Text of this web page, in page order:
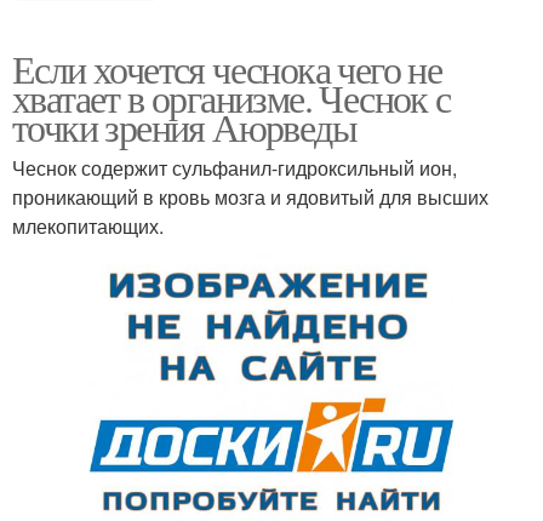
Если хочется чеснока чего не
хватает в организме. Чеснок с
точки зрения Аюрведы
Чеснок содержит сульфанил-гидроксильный ион,
проникающий в кровь мозга и ядовитый для высших
млекопитающих.